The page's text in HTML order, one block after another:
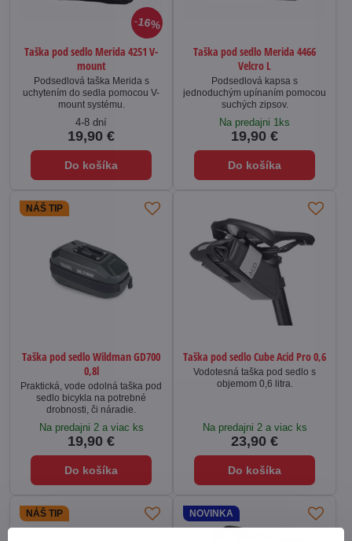
16%
Taška pod sedlo Merida 4251 V-
mount
Podsedlová taška Merida s
uchytením do sedla pomocou V-
mount systému.
4-8 dní
19,90 €
Do košíka
Taška pod sedlo Merida 4466
Velcro L
Podsedlová kapsa s
jednoduchým upínaním pomocou
suchých zipsov.
Na predajni 1ks
19,90 €
Do košíka
NÁŠ TIP
Taška pod sedlo Wildman GD700
0,8l
Praktická, vode odolná taška pod
sedlo bicykla na potrebné
drobnosti, či náradie.
Na predajni 2 a viac ks
19,90 €
Do košíka
Taška pod sedlo Cube Acid Pro 0,6
Vodotesná taška pod sedlo s
objemom 0,6 litra.
Na predajni 2 a viac ks
23,90 €
Do košíka
NÁŠ TIP NOVINKA